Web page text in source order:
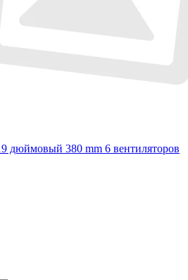
дюймовый 380 mm 6 вентиляторов